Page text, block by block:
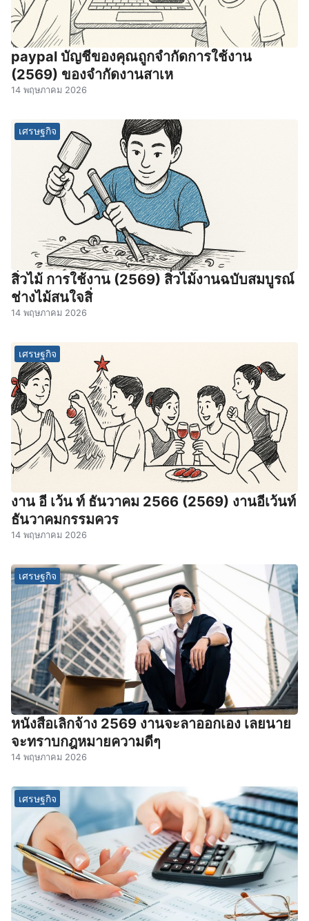
paypal บัญชีของคุณถูกจํากัดการใช้งาน
(2569) ของจํากัดงานสาเห
14 พฤษภาคม 2026
เศรษฐกิจ
สิ่วไม้ การใช้งาน (2569) สิ่วไม้งานฉบับสมบูรณ์
ช่างไม้สนใจสิ่
14 พฤษภาคม 2026
เศรษฐกิจ
งาน อี เว้น ท์ ธันวาคม 2566 (2569) งานอีเว้นท์
ธันวาคมกรรมควร
14 พฤษภาคม 2026
เศรษฐกิจ
หนังสือเลิกจ้าง 2569 งานจะลาออกเอง เลยนาย
จะทราบกฎหมายความดีๆ
14 พฤษภาคม 2026
เศรษฐกิจ